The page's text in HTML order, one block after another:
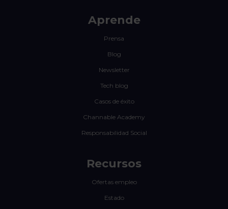
Aprende
Prensa
Blog
Newsletter
Tech blog
Casos de éxito
Channable Academy
Responsabilidad Social
Recursos
Ofertas empleo
Estado